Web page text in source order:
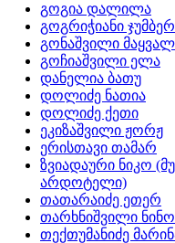
გოგია დალილა
გოგრიჭიანი ჯუმბერ
გონაშვილი
გოჩიაშვილი ელა
დანელია ბათუ
დოლიძე ნათია
დოლიძე ქეთი
ეკიზაშვილი ჟორჟ
ერისთავი თამარ
ზვიადაური ნიკო
არდოტელი)
თათარაიძე ეთერ
თარხნიშვილი ნინო
თექთუმანიძე